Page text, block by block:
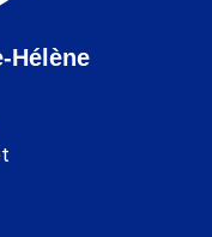
Hélène